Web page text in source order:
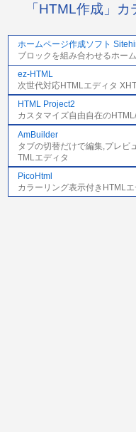
「HTML作成」
ホームページ作成ソフト
ブロックを組み合わせるホー
ez-HTML
次世代対応HTMLエディタ
HTML Project2
カスタマイズ自由自在の
AmBuilder
タブの切替だけで編集,プレビ
TMLエディタ
PicoHtml
カラーリング表示付きHTMLエ